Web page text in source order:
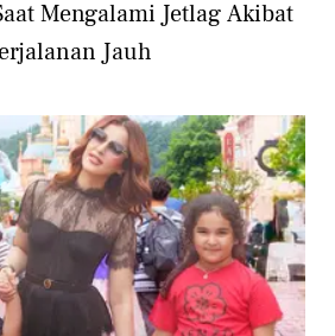
Mengalami Jetlag Akibat
Jauh